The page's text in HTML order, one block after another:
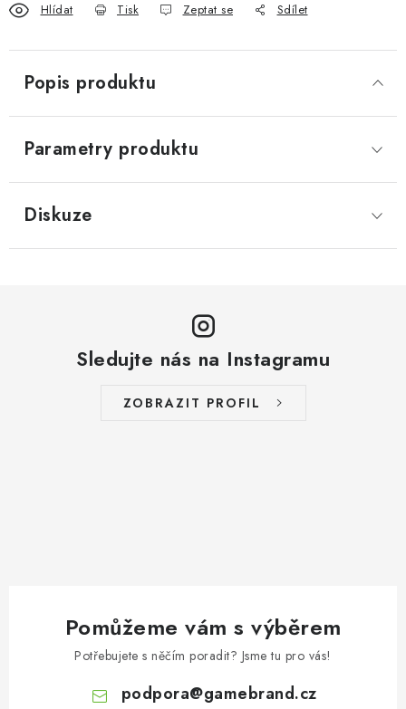
Tisk Zeptat se
Hlídat Sdílet
Popis produktu
Parametry produktu
Diskuze
Sledujte nás na Instagramu
ZOBRAZIT PROFIL
Pomůžeme vám s výběrem
Potřebujete s něčím poradit? Jsme tu pro vás!
podpora@gamebrand.cz